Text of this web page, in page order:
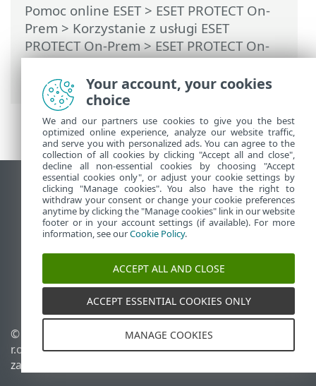
Pomoc online ESET> ESET PROTECT On-
Prem > Korzystanie z usługi ESET
PROTECT On-Prem>ESET PROTECT On-
Prem Menu główne>Zadania>Przegląd
zadań> Wskaźnik postępu
Wyświetl witrynę internetową dla
komputerów
End of Life
Baza wiedzy ESET
Forum ESET
ESET Status Portal
Pomoc regionalna
© 1992 - 2026 ESET, spol. s
r.o. – Wszelkie prawa
zastrzeżone.
Zarządzaj plikami cookie
Polityka dotycząca plików
Your account, your cookies
choice
We and our partners use cookies to give you the best
optimized online experience, analyze our website traffic,
and serve you with personalized ads. You can agree to the
collection of all cookies by clicking "Accept all and close",
decline all non-essential cookies by choosing "Accept
essential cookies only", or adjust your cookie settings by
clicking "Manage cookies". You also have the right to
withdraw your consent or change your cookie preferences
anytime by clicking the "Manage cookies" link in our website
footer or in your account settings (if available). For more
information, see ourCookie Policy.
ACCEPT ALL AND CLOSE
ACCEPT ESSENTIAL COOKIES ONLY
MANAGE COOKIES